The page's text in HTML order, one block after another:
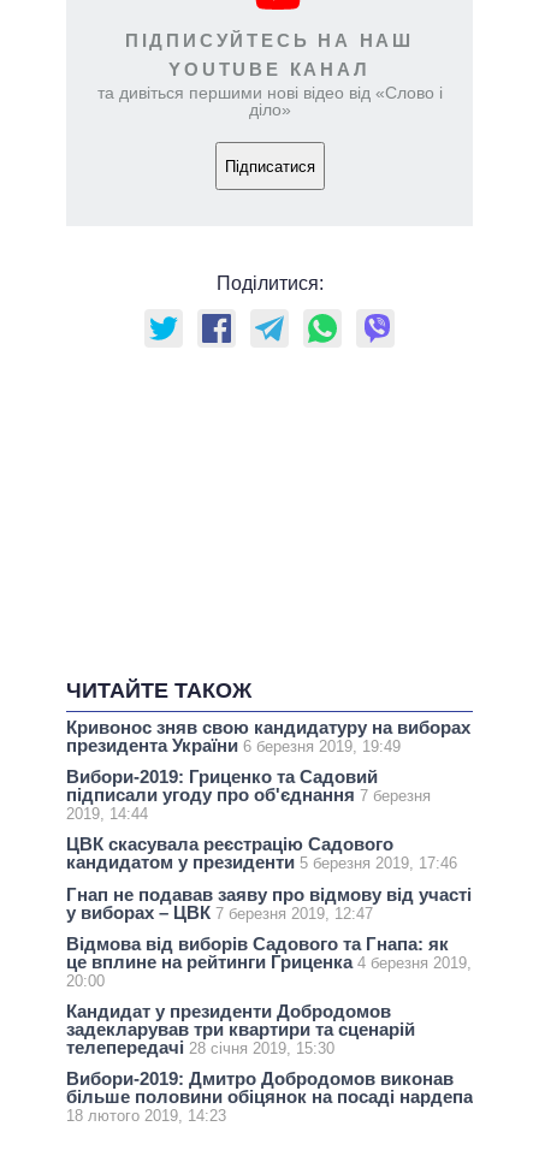
ПІДПИСУЙТЕСЬ НА НАШ
YOUTUBE КАНАЛ
та дивіться першими нові відео від «Слово і
діло»
Підписатися
Поділитися:
ЧИТАЙТЕ ТАКОЖ
Кривонос зняв свою кандидатуру на виборах
президента України 6 березня 2019, 19:49
Вибори-2019: Гриценко та Садовий
підписали угоду про об'єднання 7 березня
2019, 14:44
ЦВК скасувала реєстрацію Садового
кандидатом у президенти 5 березня 2019, 17:46
Гнап не подавав заяву про відмову від участі
у виборах – ЦВК 7 березня 2019, 12:47
Відмова від виборів Садового та Гнапа: як
це вплине на рейтинги Гриценка 4 березня 2019,
20:00
Кандидат у президенти Добродомов
задекларував три квартири та сценарій
телепередачі 28 січня 2019, 15:30
Вибори-2019: Дмитро Добродомов виконав
більше половини обіцянок на посаді нардепа
18 лютого 2019, 14:23